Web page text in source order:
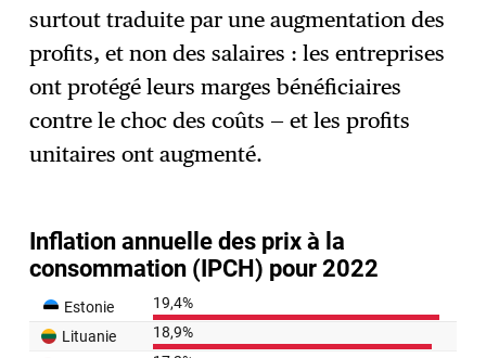
surtout traduite par une augmentation des
profits, et non des salaires : les entreprises
ont protégé leurs marges bénéficiaires
contre le choc des coûts — et les profits
unitaires ont augmenté.